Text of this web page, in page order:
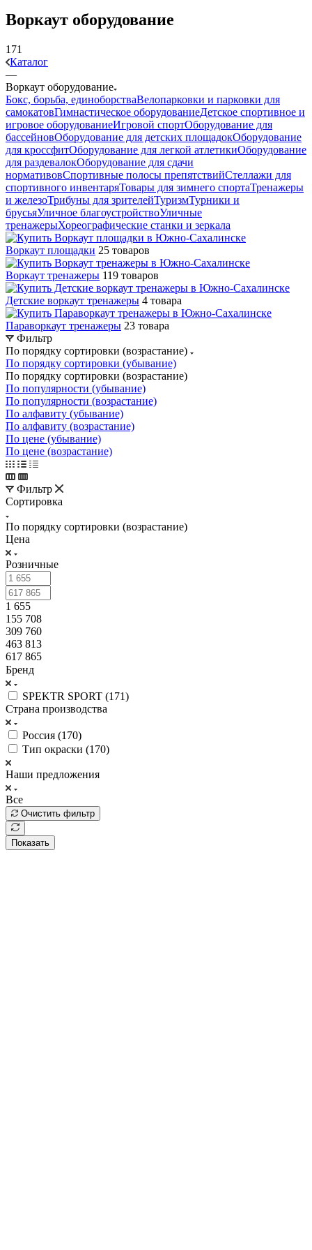
Воркаут оборудование
171
Каталог
—
Воркаут оборудование
Бокс, борьба, единоборстваВелопарковки и парковки для
самокатовГимнастическое оборудованиеДетское спортивное и
игровое оборудованиеИгровой спортОборудование для
бассейновОборудование для детских площадокОборудование
для кроссфитОборудование для легкой атлетикиОборудование
для раздевалокОборудование для сдачи
нормативовСпортивные полосы препятствийСтеллажи для
спортивного инвентаряТовары для зимнего спортаТренажеры
и железоТрибуны для зрителейТуризмТурники и
брусьяУличное благоустройствоУличные
тренажерыХореографические станки и зеркала
Воркаут площадки 25 товаров
Воркаут тренажеры 119 товаров
Детские воркаут тренажеры 4 товара
Параворкаут тренажеры 23 товара
Фильтр
По порядку сортировки (возрастание)
По порядку сортировки (убывание)
По порядку сортировки (возрастание)
По популярности (убывание)
По популярности (возрастание)
По алфавиту (убывание)
По алфавиту (возрастание)
По цене (убывание)
По цене (возрастание)
Фильтр
Сортировка
По порядку сортировки (возрастание)
Цена
Розничные
1 655
155 708
309 760
463 813
617 865
Бренд
SPEKTR SPORT (171)
Страна производства
Россия (170)
Тип окраски (170)
Наши предложения
Все
Очистить фильтр
Показать